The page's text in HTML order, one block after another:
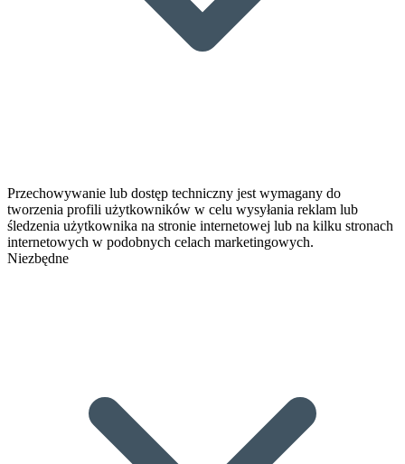
Przechowywanie lub dostęp techniczny jest wymagany do
tworzenia profili użytkowników w celu wysyłania reklam lub
śledzenia użytkownika na stronie internetowej lub na kilku stronach
internetowych w podobnych celach marketingowych.
Niezbędne